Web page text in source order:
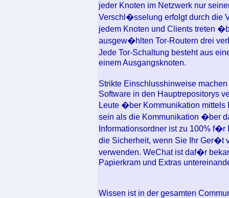
jeder Knoten im Netzwerk nur
Verschl�sselung erfolgt durch die
jedem Knoten und Clients treten
ausgew�hlten Tor-Routern drei
Jede Tor-Schaltung besteht aus
einem Ausgangsknoten.
Strikte Einschlusshinweise
Software in den Hauptrepositorys
Leute �ber Kommunikation mittels
sein als die Kommunikation �ber
Informationsordner ist zu 100%
die Sicherheit, wenn Sie Ihr Ger�t
verwenden. WeChat ist daf�r
Papierkram und Extras
Wissen ist in der gesamten